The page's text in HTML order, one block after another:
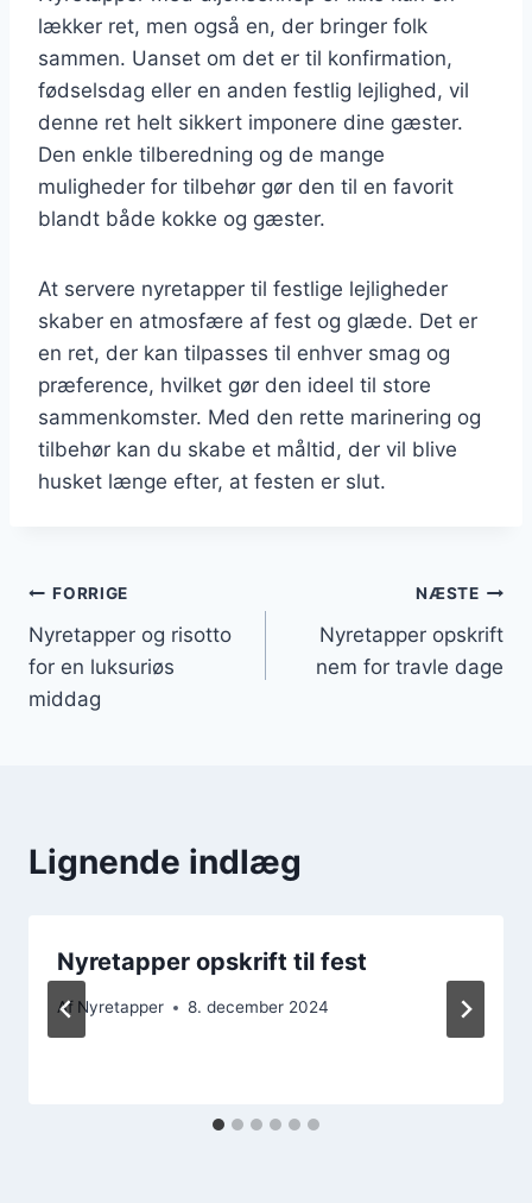
lækker ret, men også en, der bringer folk
sammen. Uanset om det er til konfirmation,
fødselsdag eller en anden festlig lejlighed, vil
denne ret helt sikkert imponere dine gæster.
Den enkle tilberedning og de mange
muligheder for tilbehør gør den til en favorit
blandt både kokke og gæster.
At servere nyretapper til festlige lejligheder
skaber en atmosfære af fest og glæde. Det er
en ret, der kan tilpasses til enhver smag og
præference, hvilket gør den ideel til store
sammenkomster. Med den rette marinering og
tilbehør kan du skabe et måltid, der vil blive
husket længe efter, at festen er slut.
Indlægsnavigation
FORRIGE
Nyretapper og risotto
for en luksuriøs
middag
NÆSTE
Nyretapper opskrift
nem for travle dage
Lignende indlæg
Nyretapper opskrift til fest
Af Nyretapper 8. december 2024